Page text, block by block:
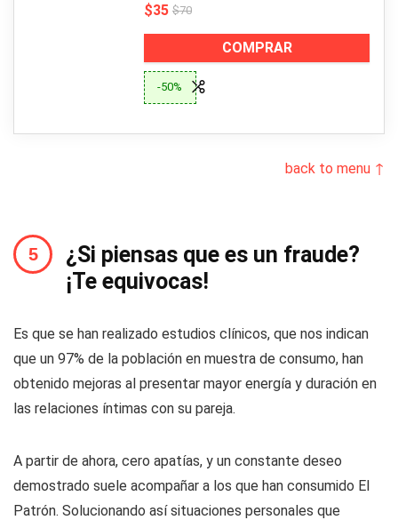
$35 $70
COMPRAR
-50%
back to menu ↑
¿Si piensas que es un fraude?
¡Te equivocas!
Es que se han realizado estudios clínicos, que nos indican
que un 97% de la población en muestra de consumo, han
obtenido mejoras al presentar mayor energía y duración en
las relaciones íntimas con su pareja.
A partir de ahora, cero apatías, y un constante deseo
demostrado suele acompañar a los que han consumido El
Patrón. Solucionando así situaciones personales que